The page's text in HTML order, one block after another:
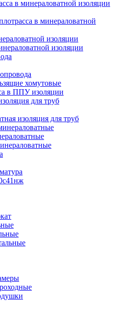
в минераловатной изоляции
в минераловатной
изоляции
изоляции
хомутовые
в ППУ изоляции
для труб
изоляция для труб